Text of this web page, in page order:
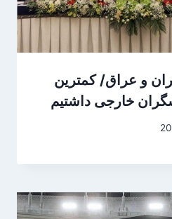
و عراق/ کمترین
خارجی داشتیم